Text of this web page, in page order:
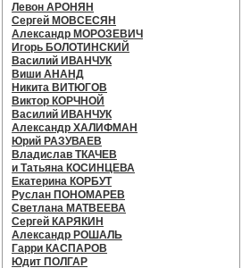
Левон АРОНЯН
Сергей МОВСЕСЯН
Александр МОРОЗЕВИЧ
Игорь БОЛОТИНСКИЙ
Василий ИВАНЧУК
Виши АНАНД
Никита ВИТЮГОВ
Виктор КОРЧНОЙ
Василий ИВАНЧУК
Александр ХАЛИФМАН
Юрий РАЗУВАЕВ
Владислав ТКАЧЕВ
и Татьяна КОСИНЦЕВА
Екатерина КОРБУТ
Руслан ПОНОМАРЕВ
Светлана МАТВЕЕВА
Сергей КАРЯКИН
Александр РОШАЛЬ
Гарри КАСПАРОВ
Юдит ПОЛГАР